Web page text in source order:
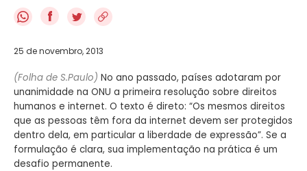
f
25 de novembro, 2013
(Folha de S.Paulo) No ano passado, países adotaram por
unanimidade na ONU a primeira resolução sobre direitos
humanos e internet. O texto é direto: “Os mesmos direitos
que as pessoas têm fora da internet devem ser protegidos
dentro dela, em particular a liberdade de expressão”. Se a
formulação é clara, sua implementação na prática é um
desafio permanente.